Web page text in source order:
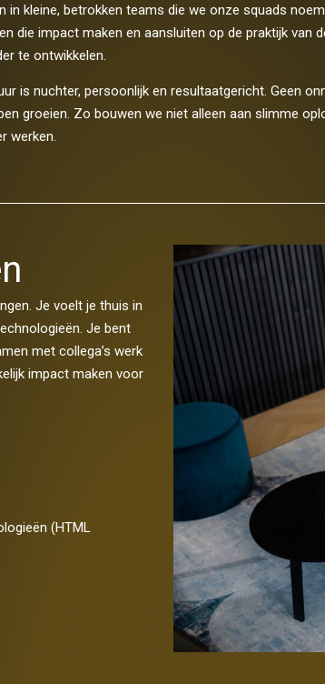
in kleine, betrokken teams die we onze squads
die impact maken en aansluiten op de praktijk van
te ontwikkelen.
is nuchter, persoonlijk en resultaatgericht. Geen
groeien. Zo bouwen we niet alleen aan slimme
werken.
Je voelt je thuis in
Je bent
met collega’s werk
impact maken voor
(HTML